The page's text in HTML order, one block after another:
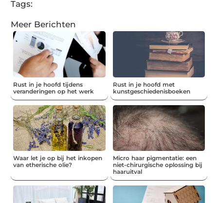
Tags:
Meer Berichten
Rust in je hoofd tijdens
veranderingen op het werk
Rust in je hoofd met
kunstgeschiedenisboeken
Waar let je op bij het inkopen
van etherische olie?
Micro haar pigmentatie: een
niet-chirurgische oplossing bij
haaruitval